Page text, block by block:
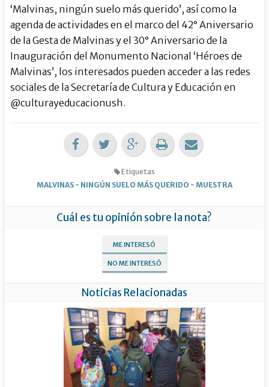
‘Malvinas, ningún suelo más querido’, así como la
agenda de actividades en el marco del 42° Aniversario
de la Gesta de Malvinas y el 30° Aniversario de la
Inauguración del Monumento Nacional ‘Héroes de
Malvinas’, los interesados pueden acceder a las redes
sociales de la Secretaría de Cultura y Educación en
@culturayeducacionush.
Etiquetas
MALVINAS- NINGÚN SUELO MÁS QUERIDO - MUESTRA
Cuál es tu opinión sobre la nota?
ME INTERESÓ
NO ME INTERESÓ
Noticias Relacionadas